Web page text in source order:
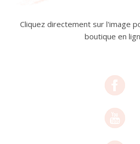
Cliquez directement sur l'image
boutique en